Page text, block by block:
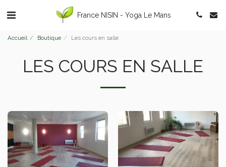
France NISIN - Yoga Le Mans
Accueil Boutique Les cours en salle
LES COURS EN SALLE